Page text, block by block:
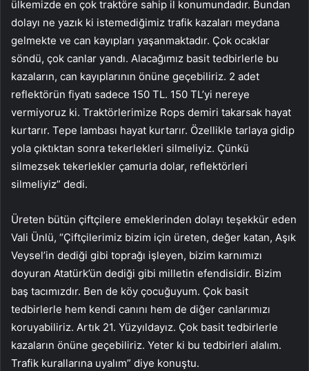
ülkemizde en çok traktöre sahip il konumundadır. Bundan
dolayı ne yazık ki istemediğimiz trafik kazaları meydana
gelmekte ve can kayıpları yaşanmaktadır. Çok ocaklar
söndü, çok canlar yandı. Alacağımız basit tedbirlerle bu
kazaların, can kayıplarının önüne geçebiliriz. 2 adet
reflektörün fiyatı sadece 150 TL. 150 TL’yi nereye
vermiyoruz ki. Traktörlerimize Rops demiri takarsak hayat
kurtarır. Tepe lambası hayat kurtarır. Özellikle tarlaya gidip
yola çıktıktan sonra tekerlekleri silmeliyiz. Çünkü
silmezsek tekerlekler çamurla dolar, reflektörleri
silmeliyiz” dedi.
Üreten bütün çiftçilere emeklerinden dolayı teşekkür eden
Vali Ünlü, “Çiftçilerimiz bizim için üreten, değer katan, Aşık
Veysel’in dediği gibi toprağı işleyen, bizim karnımızı
doyuran Atatürk’ün dediği gibi milletin efendisidir. Bizim
baş tacımızdır. Ben de köy çocuğuyum. Çok basit
tedbirlerle hem kendi canını hem de diğer canlarımızı
koruyabiliriz. Artık 21. Yüzyıldayız. Çok basit tedbirlerle
kazaların önüne geçebiliriz. Yeter ki bu tedbirleri alalım.
Trafik kurallarına uyalım” diye konuştu.